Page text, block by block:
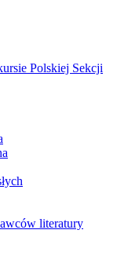
Polskiej Sekcji
literatury